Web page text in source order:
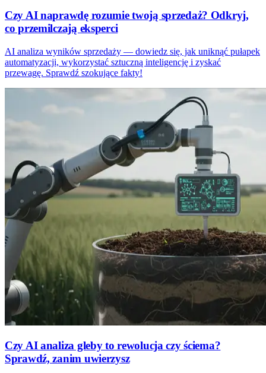
Czy AI naprawdę rozumie twoją sprzedaż? Odkryj,
co przemilczają eksperci
AI analiza wyników sprzedaży — dowiedz się, jak uniknąć pułapek
automatyzacji, wykorzystać sztuczną inteligencję i zyskać
przewagę. Sprawdź szokujące fakty!
Czy AI analiza gleby to rewolucja czy ściema?
Sprawdź, zanim uwierzysz